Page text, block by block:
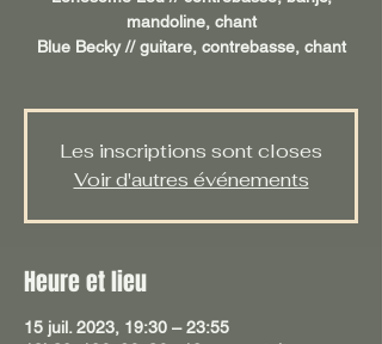
mandoline, chant
Blue Becky // guitare, contrebasse, chant
Les inscriptions sont closes
Voir d'autres événements
Heure et lieu
15 juil. 2023, 19:30 – 23:55